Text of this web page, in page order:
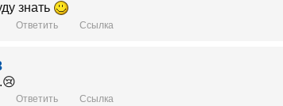
знать
Ответить Ссылка
Ответить Ссылка